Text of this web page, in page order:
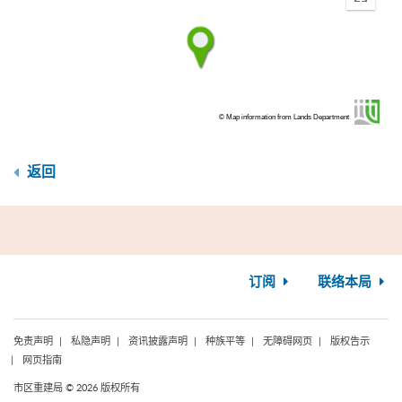
© Map information from Lands Department
返回
订阅 联络本局
免责声明 私隐声明 资讯披露声明 种族平等 无障碍网页
版权告示
网页指南
市区重建局 © 2026 版权所有